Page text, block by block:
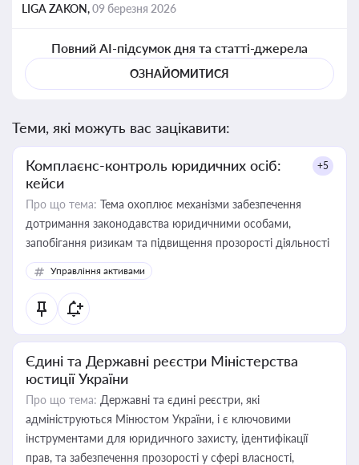
LIGA ZAKON,09 березня 2026
Повний AI-підсумок дня та статті-джерела
ОЗНАЙОМИТИСЯ
Теми, які можуть вас зацікавити:
Комплаєнс-контроль юридичних осіб:
кейси
+5
Про що тема: Тема охоплює механізми забезпечення
дотримання законодавства юридичними особами,
запобігання ризикам та підвищення прозорості діяльності
Управління активами
Єдині та Державні реєстри Міністерства
юстиції України
Про що тема: Державні та єдині реєстри, які
адмініструються Мінюстом України, і є ключовими
інструментами для юридичного захисту, ідентифікації
прав, та забезпечення прозорості у сфері власності,